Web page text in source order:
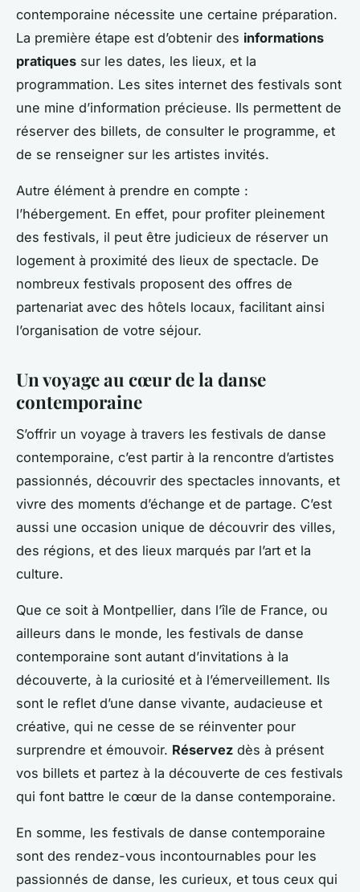
contemporaine nécessite une certaine préparation.
La première étape est d’obtenir des informations
pratiques sur les dates, les lieux, et la
programmation. Les sites internet des festivals sont
une mine d’information précieuse. Ils permettent de
réserver des billets, de consulter le programme, et
de se renseigner sur les artistes invités.
Autre élément à prendre en compte :
l’hébergement. En effet, pour profiter pleinement
des festivals, il peut être judicieux de réserver un
logement à proximité des lieux de spectacle. De
nombreux festivals proposent des offres de
partenariat avec des hôtels locaux, facilitant ainsi
l’organisation de votre séjour.
Un voyage au cœur de la danse
contemporaine
S’offrir un voyage à travers les festivals de danse
contemporaine, c’est partir à la rencontre d’artistes
passionnés, découvrir des spectacles innovants, et
vivre des moments d’échange et de partage. C’est
aussi une occasion unique de découvrir des villes,
des régions, et des lieux marqués par l’art et la
culture.
Que ce soit à Montpellier, dans l’île de France, ou
ailleurs dans le monde, les festivals de danse
contemporaine sont autant d’invitations à la
découverte, à la curiosité et à l’émerveillement. Ils
sont le reflet d’une danse vivante, audacieuse et
créative, qui ne cesse de se réinventer pour
surprendre et émouvoir. Réservez dès à présent
vos billets et partez à la découverte de ces festivals
qui font battre le cœur de la danse contemporaine.
En somme, les festivals de danse contemporaine
sont des rendez-vous incontournables pour les
passionnés de danse, les curieux, et tous ceux qui